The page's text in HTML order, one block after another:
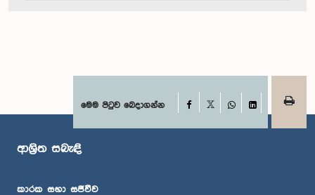
ප.ව. 12:02 - ප.ව. 12:10මෙම පිටුව බෙදාගන්න Facebook
WhatsApp
LinkedIn
ආශ්‍රිත සබැඳි
කාරක සභා සජීවීව